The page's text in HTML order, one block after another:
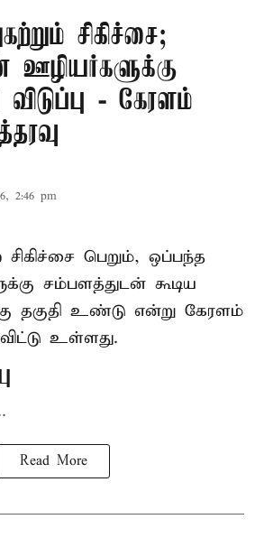
சிகிச்சை;
- கேரளம்
2:46 pm
பெறும், ஒப்பந்த
சம்பளத்துடன் கூடிய
தகுதி உண்டு என்று கேரளம்
உள்ளது.
Read More